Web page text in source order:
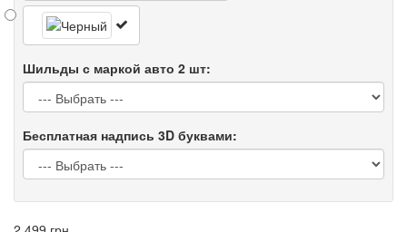
Шильды с маркой авто 2 шт:
Бесплатная надпись 3D буквами: